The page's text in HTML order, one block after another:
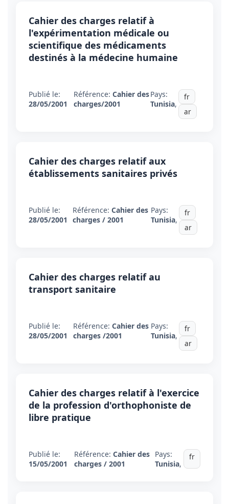
Cahier des charges relatif à
l'expérimentation médicale ou
scientifique des médicaments
destinés à la médecine humaine
Publié le:
28/05/2001
Référence: Cahier des
charges/2001
Pays:
Tunisia,
fr
ar
Cahier des charges relatif aux
établissements sanitaires privés
Publié le:
28/05/2001
Référence:Cahier des
charges / 2001
Pays:
Tunisia,
fr
ar
Cahier des charges relatif au
transport sanitaire
Publié le:
28/05/2001
Référence: Cahier des
charges /2001
Pays:
Tunisia,
fr
ar
Cahier des charges relatif à l'exercice
de la profession d'orthophoniste de
libre pratique
Publié le:
15/05/2001
Référence: Cahier des
charges / 2001
Pays:
Tunisia,
fr